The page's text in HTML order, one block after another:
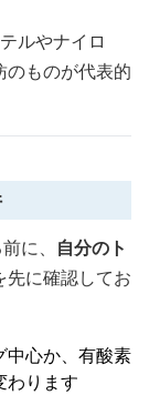
ルやナイロ
のものが代表的
に、 自分のト
先に確認してお
中心か、有酸素
わります